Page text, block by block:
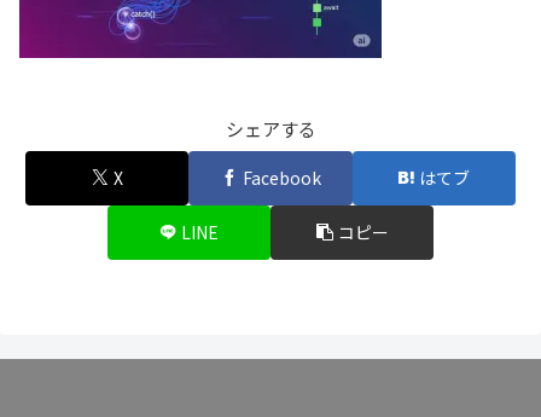
シェアする
X Facebook はてブ
LINE コピー